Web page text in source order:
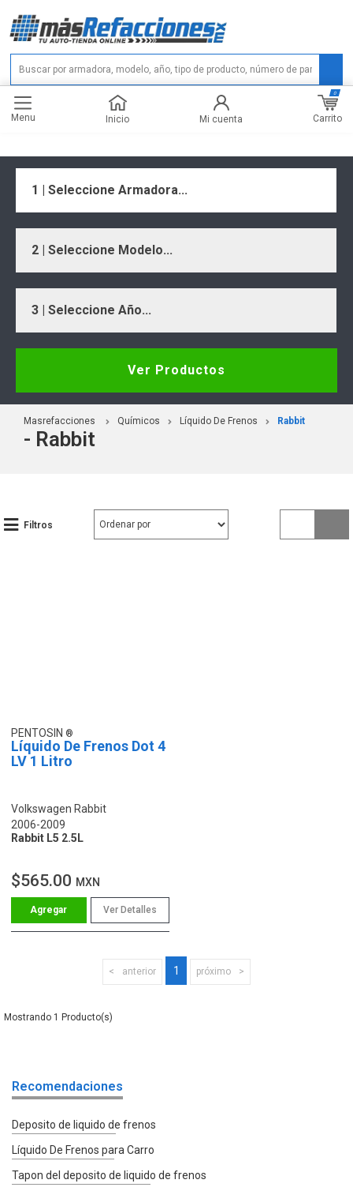
Menu Inicio Mi cuenta Carrito
0
1 | Seleccione Armadora...
2 | Seleccione Modelo...
3 | Seleccione Año...
Ver Productos
Masrefacciones Químicos Líquido De Frenos Rabbit
- Rabbit
Filtros
PENTOSIN
Líquido De Frenos Dot 4
LV 1 Litro
Volkswagen Rabbit
2006-2009
Rabbit L5 2.5L
$565.00 MXN
Ver Detalles
anterior 1 próximo
1
Recomendaciones
Deposito de liquido de frenos
Líquido De Frenos para Carro
Tapon del deposito de liquido de frenos